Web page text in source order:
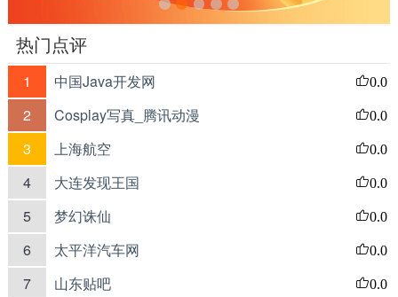
热门点评
1 中国Java开发网 0.0
2 Cosplay写真_腾讯动漫 0.0
3 上海航空 0.0
4 大连发现王国 0.0
5 梦幻诛仙 0.0
6 太平洋汽车网 0.0
7 山东贴吧 0.0